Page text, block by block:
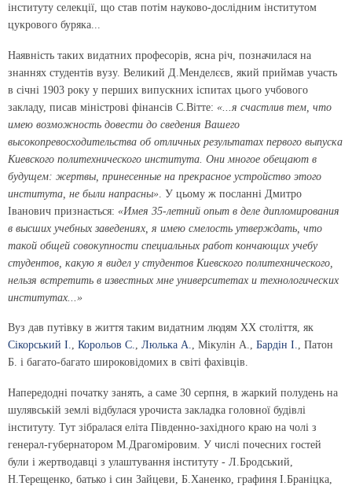
інституту селекції, що став потім науково-дослідним інститутом
цукрового буряка...
Наявність таких видатних професорів, ясна річ, позначилася на
знаннях студентів вузу. Великий Д.Менделєєв, який приймав участь
в січні 1903 року у перших випускних іспитах цього учбового
закладу, писав міністрові фінансів С.Вітте: «...я счастлив тем, что
имею возможность довести до сведения Вашего
высокопревосходительства об отличных результатах первого выпуска
Киевского политехнического института. Они многое обещают в
будущем: жертвы, принесенные на прекрасное устройство этого
института, не были напрасны» . У цьому ж посланні Дмитро
Іванович признається: «Имея 35-летний опыт в деле дипломирования
в высших учебных заведениях, я имею смелость утверждать, что
такой общей совокупности специальных работ кончающих учебу
студентов, какую я видел у студентов Киевского политехнического,
нельзя встретить в известных мне университетах и технологических
институтах...»
Вуз дав путівку в життя таким видатним людям XX століття, як
Сікорський І., Корольов С., Люлька А., Мікулін А., Бардін І., Патон
Б. і багато-багато широковідомих в світі фахівців.
Напередодні початку занять, а саме 30 серпня, в жаркий полудень на
шулявській землі відбулася урочиста закладка головної будівлі
інституту. Тут зібралася еліта Південно-західного краю на чолі з
генерал-губернатором М.Драгоміровим. У числі почесних гостей
були і жертводавці з улаштування інституту - Л.Бродський,
Н.Терещенко, батько і син Зайцеви, Б.Ханенко, графиня І.Браніцка,